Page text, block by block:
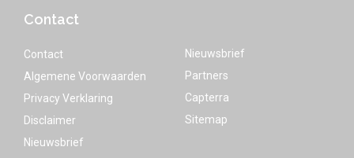
Contact
Contact
Algemene Voorwaarden
Privacy Verklaring
Disclaimer
Nieuwsbrief
Nieuwsbrief
Partners
Capterra
Sitemap